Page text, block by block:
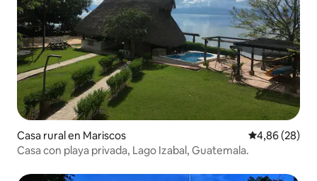
Casa rural en Mariscos Calificación
4,86 (28)
Casa con playa privada, Lago Izabal, Guatemala.